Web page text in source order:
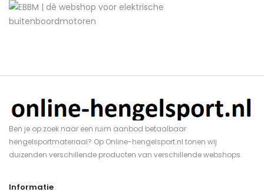
Ben je op zoek naar een ruim aanbod betaalbaar
hengelsportmateriaal? Op Online-hengelsport.nl tonen wij
duizenden verschillende producten van verschillende webshops.
Informatie